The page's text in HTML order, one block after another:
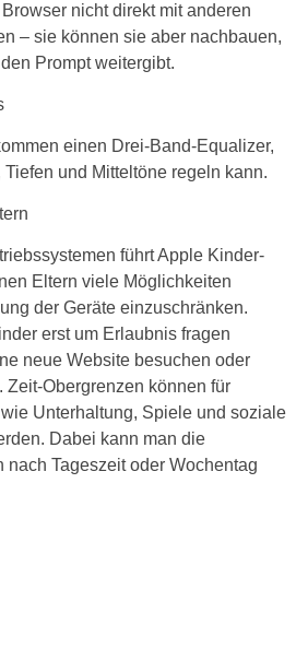
nicht direkt mit anderen
– sie können sie aber nachbauen,
Prompt weitergibt.
einen Drei-Band-Equalizer,
und Mitteltöne regeln kann.
führt Apple Kinder-
Eltern viele Möglichkeiten
der Geräte einzuschränken.
erst um Erlaubnis fragen
neue Website besuchen oder
Zeit-Obergrenzen können für
Unterhaltung, Spiele und soziale
Dabei kann man die
nach Tageszeit oder Wochentag